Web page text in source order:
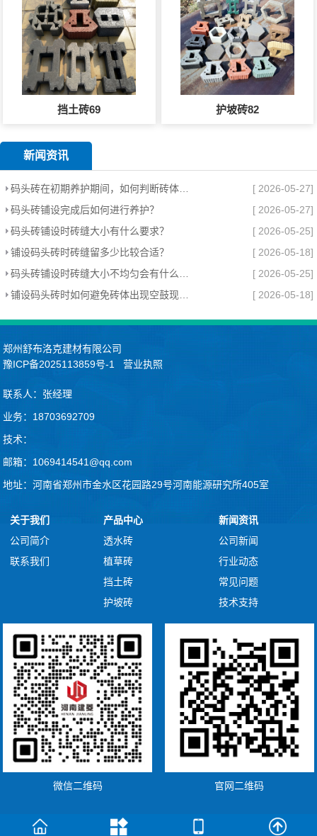
挡土砖69 护坡砖82
新闻资讯
[ 2026-05-27]
码头砖铺设完成后如何进行养护？
[ 2026-05-27]
码头砖铺设时砖缝大小有什么要求？
[ 2026-05-25]
铺设码头砖时砖缝留多少比较合适？
[ 2026-05-18]
[ 2026-05-25]
[ 2026-05-18]
郑州舒布洛克建材有限公司
豫ICP备2025113859号-1
营业执照
联系人：张经理
业务：18703692709
技术：
邮箱：1069414541@qq.com
地址：河南省郑州市金水区花园路29号河南能源研究所405室
关于我们
公司简介
联系我们
产品中心
透水砖
植草砖
挡土砖
护坡砖
新闻资讯
公司新闻
行业动态
常见问题
技术支持
微信二维码 官网二维码